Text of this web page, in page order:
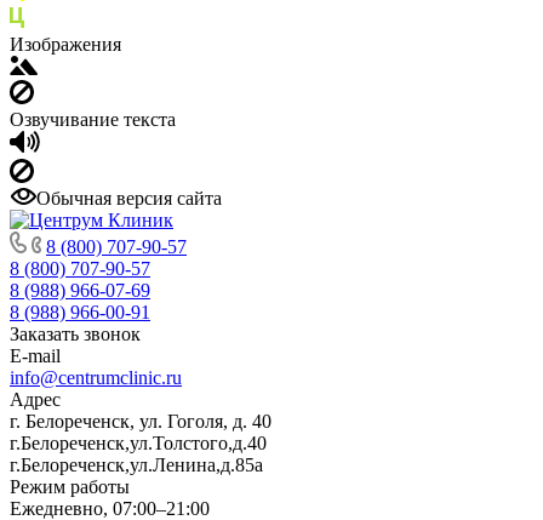
Изображения
Озвучивание текста
Обычная версия сайта
8 (800) 707-90-57
8 (800) 707-90-57
8 (988) 966-07-69
8 (988) 966-00-91
Заказать звонок
E-mail
info@centrumclinic.ru
Адрес
г. Белореченск, ул. Гоголя, д. 40
г.Белореченск,ул.Толстого,д.40
г.Белореченск,ул.Ленина,д.85а
Режим работы
Ежедневно, 07:00–21:00